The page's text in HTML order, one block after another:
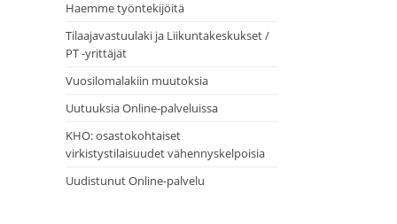
Haemme työntekijöitä
Tilaajavastuulaki ja Liikuntakeskukset /
PT -yrittäjät
Vuosilomalakiin muutoksia
Uutuuksia Online-palveluissa
KHO: osastokohtaiset
virkistystilaisuudet vähennyskelpoisia
Uudistunut Online-palvelu